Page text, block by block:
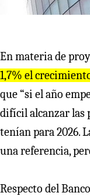
En materia de
1,7% el
que “si el año
difícil alcanzar las
tenían para 2026.
una referencia,
Respecto del